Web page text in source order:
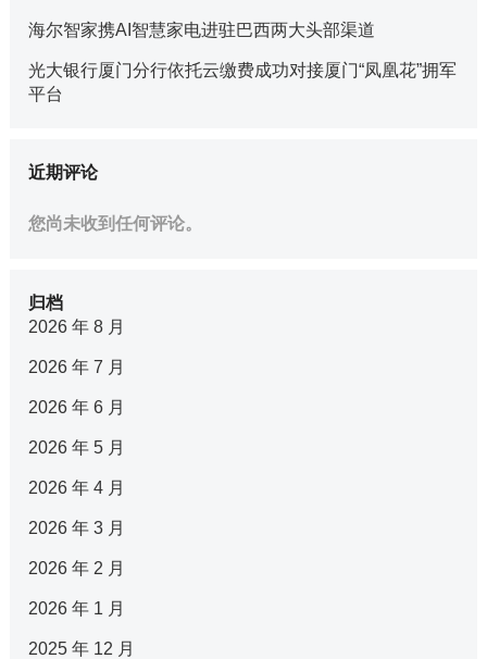
海尔智家携AI智慧家电进驻巴西两大头部渠道
光大银行厦门分行依托云缴费成功对接厦门“凤凰花”拥军
平台
近期评论
您尚未收到任何评论。
归档
2026 年 8 月
2026 年 7 月
2026 年 6 月
2026 年 5 月
2026 年 4 月
2026 年 3 月
2026 年 2 月
2026 年 1 月
2025 年 12 月